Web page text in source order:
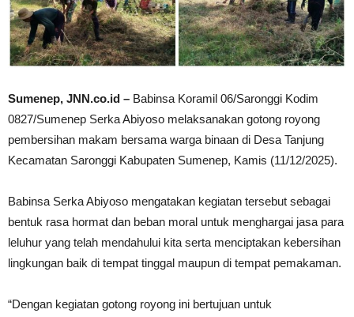
Sumenep, JNN.co.id – Babinsa Koramil 06/Saronggi Kodim
0827/Sumenep Serka Abiyoso melaksanakan gotong royong
pembersihan makam bersama warga binaan di Desa Tanjung
Kecamatan Saronggi Kabupaten Sumenep, Kamis (11/12/2025).
Babinsa Serka Abiyoso mengatakan kegiatan tersebut sebagai
bentuk rasa hormat dan beban moral untuk menghargai jasa para
leluhur yang telah mendahului kita serta menciptakan kebersihan
lingkungan baik di tempat tinggal maupun di tempat pemakaman.
“Dengan kegiatan gotong royong ini bertujuan untuk